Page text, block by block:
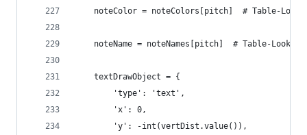
noteColor = noteColors[pitch]  # Table-
    noteName = noteNames[pitch]  # Table-LookUp
    textDrawObject = {
        'type': 'text',
        'x': 0,
        'y': -int(vertDist.value()),